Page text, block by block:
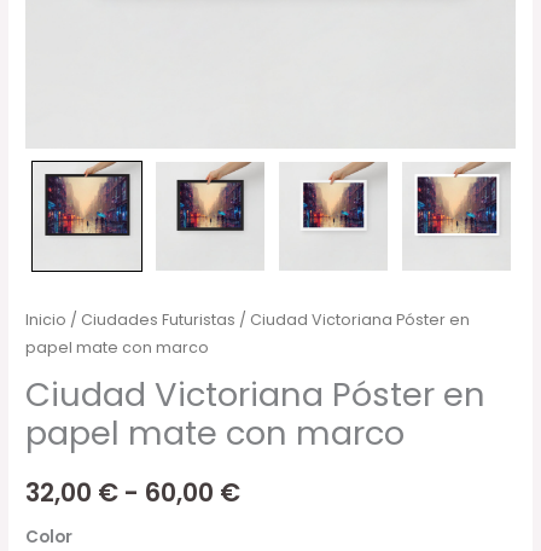
Inicio / Ciudades Futuristas / Ciudad Victoriana Póster en
papel mate con marco
Ciudad Victoriana Póster en
papel mate con marco
32,00 € - 60,00 €
Color